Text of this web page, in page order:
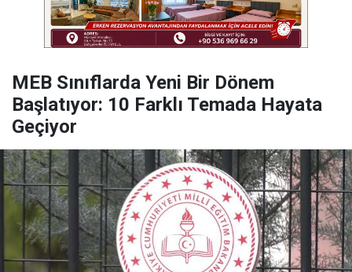
MEB Sınıflarda Yeni Bir Dönem
Başlatıyor: 10 Farklı Temada Hayata
Geçiyor